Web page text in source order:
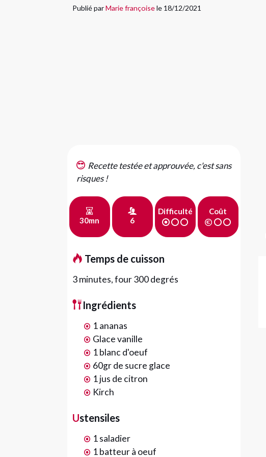
Publié parMarie françoisele 18/12/2021
Recette testée et approuvée, c'est sans
risques !
30mn 6
Difficulté Coût
Temps de cuisson
3 minutes, four 300 degrés
Ingrédients
1 ananas
Glace vanille
1 blanc d'oeuf
60gr de sucre glace
1 jus de citron
Kirch
Ustensiles
1 saladier
1 batteur à oeuf